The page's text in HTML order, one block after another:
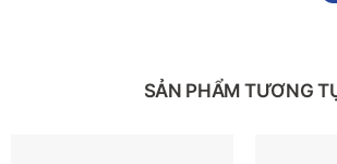
SẢN PHẨM TƯƠNG